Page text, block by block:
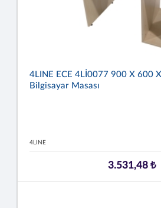
4LINE ECE 4Lİ0077 900 X 600
Bilgisayar Masası
4LINE
3.531,48 ₺